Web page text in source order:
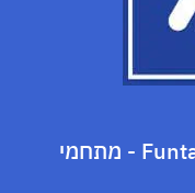
© כל הזכויות שמורות לFuntasy - מתחמי